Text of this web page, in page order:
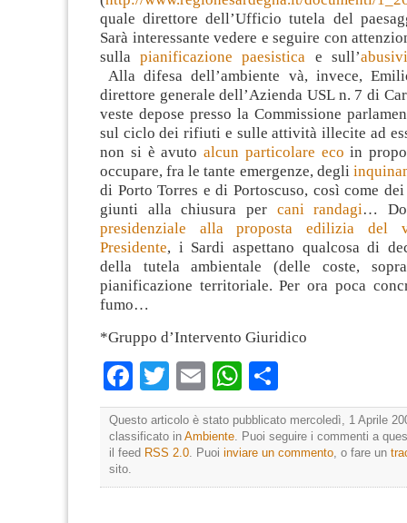
quale direttore dell’Ufficio tutela del
Sarà interessante vedere e seguire con
sullapianificazione paesistica e sull’
Alla difesa dell’ambiente và, invece,
direttore generale dell’Azienda USL n. 7 di
veste depose presso la Commissione
sul ciclo dei rifiuti e sulle attività illecite ad
non si è avuto alcun particolare eco in
occupare, fra le tante emergenze, degli
di Porto Torres e di Portoscuso, così come
giunti alla chiusura per cani randagi…
presidenziale alla proposta edilizia del
Presidente, i Sardi aspettano qualcosa di
della tutela ambientale (delle coste,
pianificazione territoriale. Per ora poca
fumo…
*Gruppo d’Intervento Giuridico
Facebook
TwitterEmailWhatsApp
Questo articolo è stato pubblicato mercoledì, 1 Aprile
classificato in Ambiente. Puoi seguire i commenti a
il feed RSS 2.0. Puoi inviare un commento, o fare un
sito.